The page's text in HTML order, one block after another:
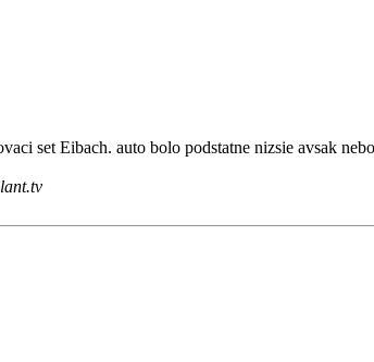
set Eibach. auto bolo podstatne nizsie avsak